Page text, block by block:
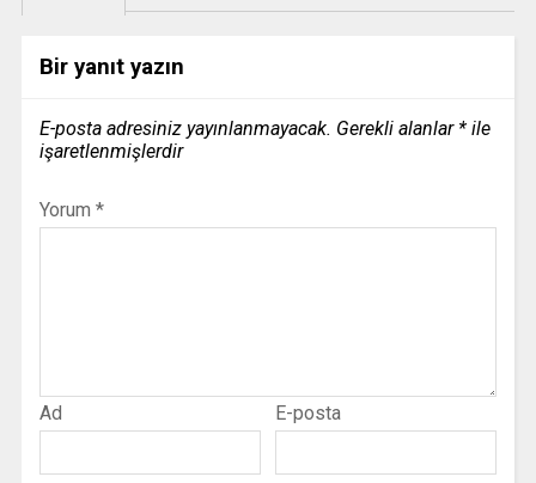
Bir yanıt yazın
E-posta adresiniz yayınlanmayacak. Gerekli alanlar *ile
işaretlenmişlerdir
Yorum *
Ad E-posta